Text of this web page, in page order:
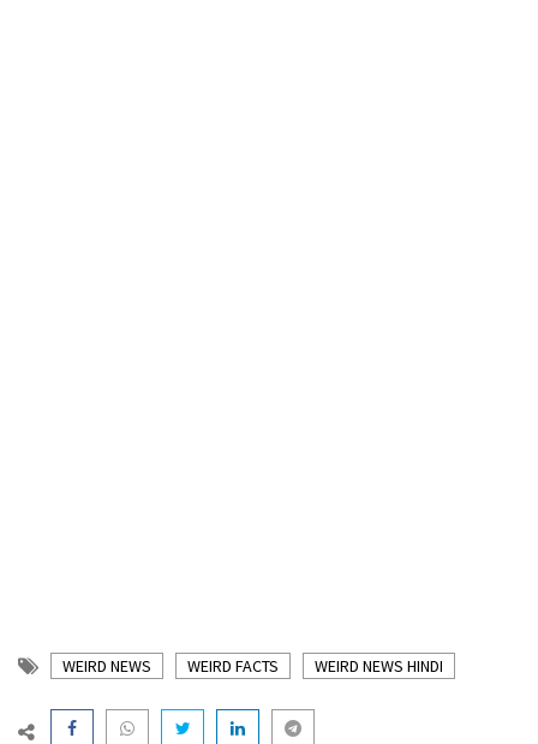
WEIRD NEWS WEIRD FACTS WEIRD NEWS HINDI